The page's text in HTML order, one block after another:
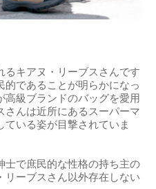
るキアヌ・リーブスさんです
的であることが明らかになっ
級ブランドのバッグを愛用
さんは近所にあるスーパーマ
いる姿が目撃されていま
士で庶民的な性格の持ち主の
リーブスさん以外存在しない